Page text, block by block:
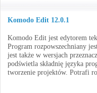
Komodo Edit 12.0.1
Komodo Edit jest edytorem
Program rozpowszechniany
jest także w wersjach
podświetla składnię języka
tworzenie projektów. Potrafi